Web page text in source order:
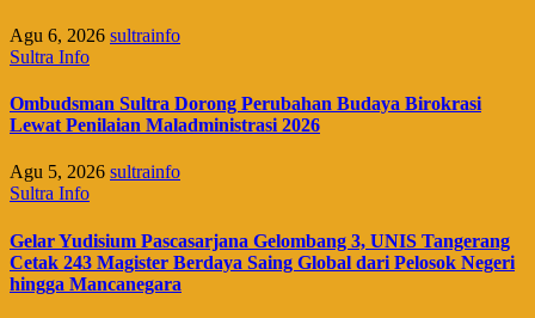
Agu 6, 2026 sultrainfo
Sultra Info
Ombudsman Sultra Dorong Perubahan Budaya Birokrasi
Lewat Penilaian Maladministrasi 2026
Agu 5, 2026 sultrainfo
Sultra Info
Gelar Yudisium Pascasarjana Gelombang 3, UNIS Tangerang
Cetak 243 Magister Berdaya Saing Global dari Pelosok Negeri
hingga Mancanegara